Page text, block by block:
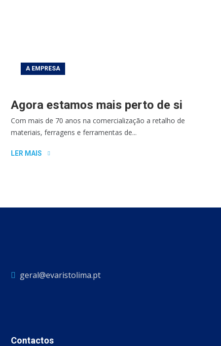
A EMPRESA
Agora estamos mais perto de si
Com mais de 70 anos na comercialização a retalho de
materiais, ferragens e ferramentas de...
LER MAIS
geral@evaristolima.pt
Contactos